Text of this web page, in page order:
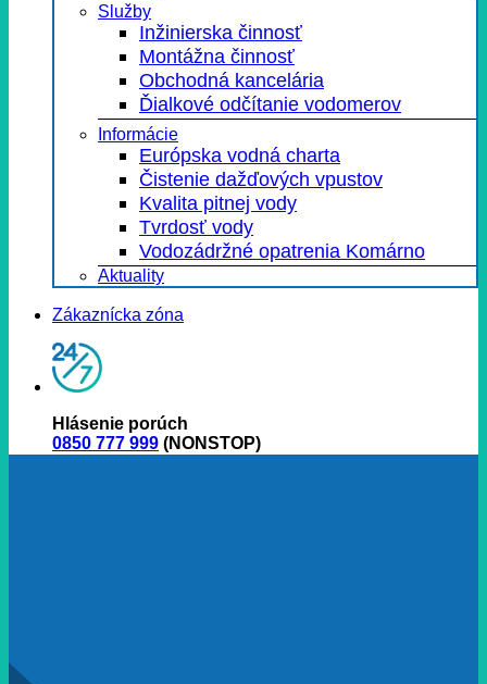
Služby
Inžinierska činnosť
Montážna činnosť
Obchodná kancelária
Ďialkové odčítanie vodomerov
Informácie
Európska vodná charta
Čistenie dažďových vpustov
Kvalita pitnej vody
Tvrdosť vody
Vodozádržné opatrenia Komárno
Aktuality
Zákaznícka zóna
Hlásenie porúch
0850 777 999 (NONSTOP)